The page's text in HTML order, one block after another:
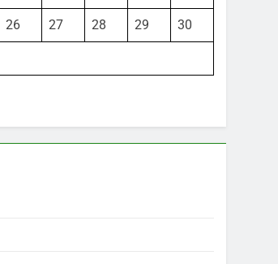
26 27 28 29 30